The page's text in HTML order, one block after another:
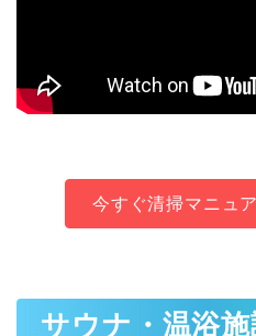
今すぐ清掃マニュ
サウナ・温浴